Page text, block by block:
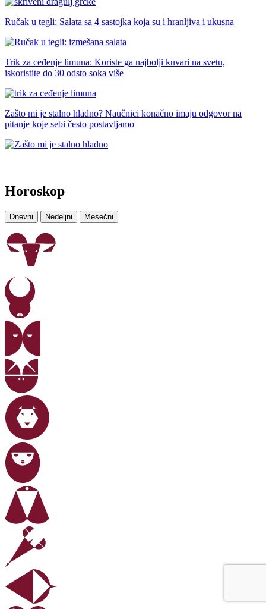
Ručak u tegli: Salata sa 4 sastojka koja su i hranljiva i ukusna
Trik za ceđenje limuna: Koriste ga najbolji kuvari na svetu,
iskoristite do 30 odsto soka više
Zašto mi je stalno hladno? Naučnici konačno imaju odgovor na
pitanje koje sebi često postavljamo
Horoskop
Dnevni Nedeljni Mesečni